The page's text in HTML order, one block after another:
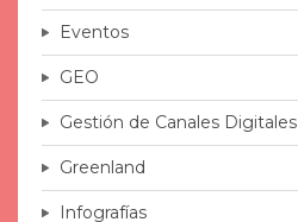
Eventos
GEO
Gestión de Canales Digitales
Greenland
Infografías